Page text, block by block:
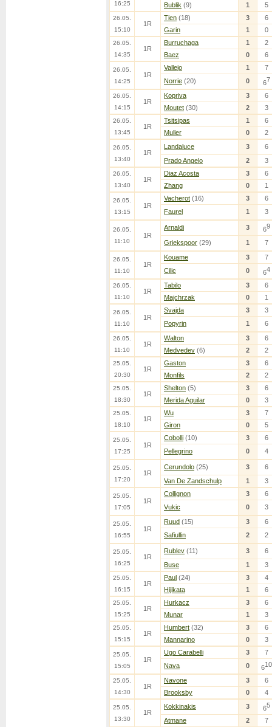
16:25
Bublik (9) 1 5
26.05.
15:10
1R
Tien (18) 3
6
Garin
1 0
26.05.
14:35
1R
Burruchaga 1
2
Baez
0 6
26.05.
14:25
1R
Vallejo 1
7
Norrie (20) 0 67
26.05.
14:15
1R
Kopriva 3
6
Moutet (30) 2 3
26.05.
13:45
1R
Tsitsipas 1
6
Muller
0 2
26.05.
13:40
1R
Landaluce 3
6
Prado Angelo
2 3
26.05.
13:40
1R
Diaz Acosta 3
6
Zhang
0 1
26.05.
13:15
1R
Vacherot (16) 3
6
Faurel
1 3
26.05.
11:10
1R
Arnaldi 3 69
Griekspoor (29) 1 7
26.05.
11:10
1R
Kouame 3
7
Cilic
0 64
26.05.
11:10
1R
Tabilo 3
6
Majchrzak
0 1
26.05.
11:10
1R
Svajda 3
3
Popyrin
1 6
26.05.
11:10
1R
Walton 3
6
Medvedev (6) 2 2
25.05.
20:30
1R
Gaston 3
6
Monfils
2 2
25.05.
18:30
1R
Shelton (5) 3
6
Merida Aguilar
0 3
25.05.
18:10
1R
Wu 3
7
Giron
0 5
25.05.
17:25
1R
Cobolli (10) 3
6
Pellegrino
0 4
25.05.
17:20
1R
Cerundolo (25) 3
6
Van De Zandschulp
1 3
25.05.
17:05
1R
Collignon 3
6
Vukic
0 3
25.05.
16:55
1R
Ruud (15) 3
6
Safiullin
2 2
25.05.
16:25
1R
Rublev (11) 3
6
Buse
1 3
25.05.
16:15
1R
Paul (24) 3
4
Hijikata
1 6
25.05.
15:25
1R
Hurkacz 3
6
Munar
1 3
25.05.
15:15
1R
Humbert (32) 3
6
Mannarino
0 3
25.05.
15:05
1R
Ugo Carabelli 3
7
Nava
0 610
25.05.
14:30
1R
Navone 3
6
Brooksby
0 4
25.05.
13:30
1R
Kokkinakis 3 65
Atmane 2 7